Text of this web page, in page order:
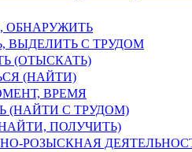
ОБНАРУЖИТЬ
ВЫДЕЛИТЬ С ТРУДОМ
(ОТЫСКАТЬ)
(НАЙТИ)
ВРЕМЯ
(НАЙТИ С ТРУДОМ)
ПОЛУЧИТЬ)
РОЗЫСКНАЯ